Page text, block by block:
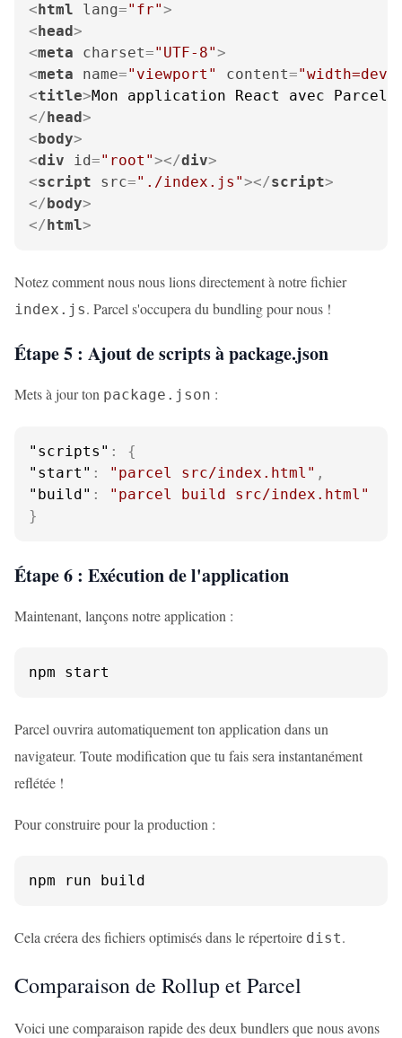
<html lang="fr">
<head>
<meta charset="UTF-8">
<meta name="viewport" content=
<title>Mon application React avec Parcel
</head>
<body>
<div id="root"></div>
<script src="./index.js"></script>
</body>
</html>
Notez comment nous nous lions directement à notre fichier
index.js. Parcel s'occupera du bundling pour nous !
Étape 5 : Ajout de scripts à package.json
Mets à jour ton package.json :
"scripts" :
{
"start" : "parcel src/index.html" ,
"build" :
"parcel build src/index.html"
}
Étape 6 : Exécution de l'application
Maintenant, lançons notre application :
npm start
Parcel ouvrira automatiquement ton application dans un
navigateur. Toute modification que tu fais sera instantanément
reflétée !
Pour construire pour la production :
npm run build
Cela créera des fichiers optimisés dans le répertoire dist.
Comparaison de Rollup et Parcel
Voici une comparaison rapide des deux bundlers que nous avons